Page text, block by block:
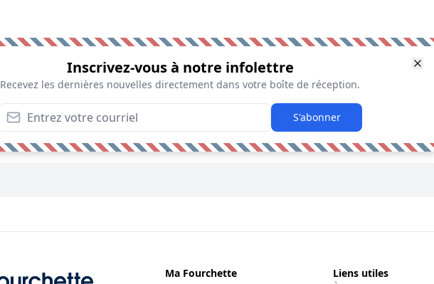
Inscrivez-vous à notre infolettre
Recevez les dernières nouvelles directement dans votre boîte de réception.
S'abonner
Ma Fourchette
Liens utiles